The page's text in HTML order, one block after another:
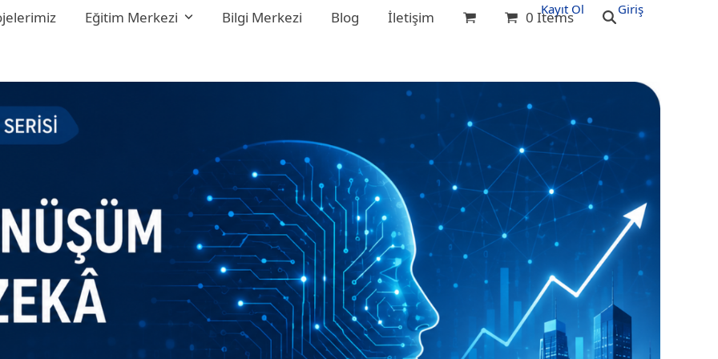
Kayıt Ol Giriş
Eğitim Merkezi Bilgi Merkezi Blog İletişim 0 Items